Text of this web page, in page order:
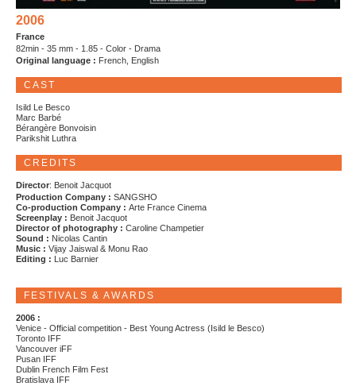
2006
France
82min - 35 mm - 1.85 - Color - Drama
Original language : French, English
CAST
Isild Le Besco
Marc Barbé
Bérangère Bonvoisin
Parikshit Luthra
CREDITS
Director: Benoit Jacquot
Production Company : SANGSHO
Co-production Company : Arte France Cinema
Screenplay : Benoit Jacquot
Director of photography : Caroline Champetier
Sound : Nicolas Cantin
Music : Vijay Jaiswal & Monu Rao
Editing : Luc Barnier
FESTIVALS & AWARDS
2006 :
Venice - Official competition - Best Young Actress (Isild le Besco)
Toronto IFF
Vancouver iFF
Pusan IFF
Dublin French Film Fest
Bratislava IFF